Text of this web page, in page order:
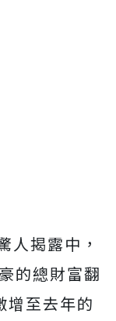
人揭露中，
的總財富翻
至去年的